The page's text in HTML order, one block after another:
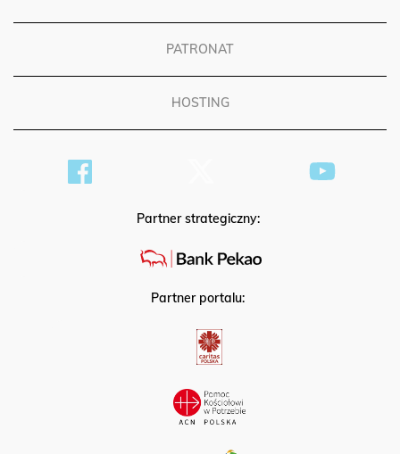
PATRONAT
HOSTING
Partner strategiczny:
Partner portalu: